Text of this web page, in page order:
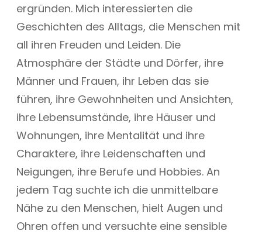
ergründen. Mich interessierten die
Geschichten des Alltags, die Menschen mit
all ihren Freuden und Leiden. Die
Atmosphäre der Städte und Dörfer, ihre
Männer und Frauen, ihr Leben das sie
führen, ihre Gewohnheiten und Ansichten,
ihre Lebensumstände, ihre Häuser und
Wohnungen, ihre Mentalität und ihre
Charaktere, ihre Leidenschaften und
Neigungen, ihre Berufe und Hobbies. An
jedem Tag suchte ich die unmittelbare
Nähe zu den Menschen, hielt Augen und
Ohren offen und versuchte eine sensible